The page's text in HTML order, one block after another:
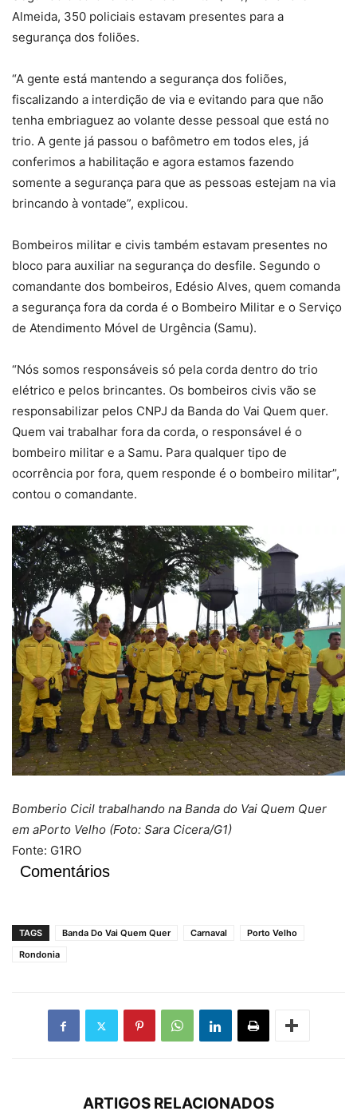
Almeida, 350 policiais estavam presentes para a
segurança dos foliões.
“A gente está mantendo a segurança dos foliões,
fiscalizando a interdição de via e evitando para que não
tenha embriaguez ao volante desse pessoal que está no
trio. A gente já passou o bafômetro em todos eles, já
conferimos a habilitação e agora estamos fazendo
somente a segurança para que as pessoas estejam na via
brincando à vontade”, explicou.
Bombeiros militar e civis também estavam presentes no
bloco para auxiliar na segurança do desfile. Segundo o
comandante dos bombeiros, Edésio Alves, quem comanda
a segurança fora da corda é o Bombeiro Militar e o Serviço
de Atendimento Móvel de Urgência (Samu).
“Nós somos responsáveis só pela corda dentro do trio
elétrico e pelos brincantes. Os bombeiros civis vão se
responsabilizar pelos CNPJ da Banda do Vai Quem quer.
Quem vai trabalhar fora da corda, o responsável é o
bombeiro militar e a Samu. Para qualquer tipo de
ocorrência por fora, quem responde é o bombeiro militar”,
contou o comandante.
Bomberio Cicil trabalhando na Banda do Vai Quem Quer
em aPorto Velho (Foto: Sara Cicera/G1)
Fonte: G1RO
Comentários
TAGS Banda Do Vai Quem Quer Carnaval
Porto Velho
Rondonia
ARTIGOS RELACIONADOS